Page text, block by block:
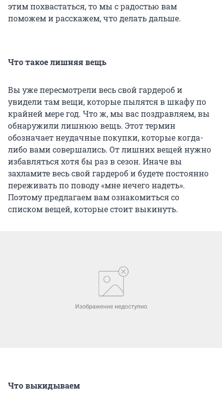
этим похвастаться, то мы с радостью вам
поможем и расскажем, что делать дальше.
Что такое лишняя вещь
Вы уже пересмотрели весь свой гардероб и
увидели там вещи, которые пылятся в шкафу по
крайней мере год. Что ж, мы вас поздравляем, вы
обнаружили лишнюю вещь. Этот термин
обозначает неудачные покупки, которые когда-
либо вами совершались. От лишних вещей нужно
избавляться хотя бы раз в сезон. Иначе вы
захламите весь свой гардероб и будете постоянно
переживать по поводу «мне нечего надеть».
Поэтому предлагаем вам ознакомиться со
списком вещей, которые стоит выкинуть.
Что выкидываем